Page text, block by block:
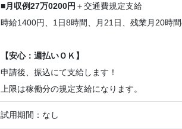
■月収例27万0200円 ＋交通費規定支給
時給1400円、1日8時間、月21日、残業月20時
【安心：週払いＯＫ】
申請後、振込にて支給します！
上限は稼働分の規定支給になります。
試用期間：なし